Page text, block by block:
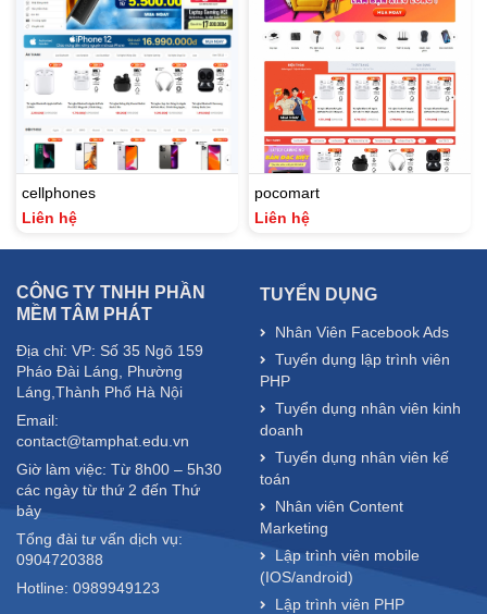
cellphones
Liên hệ
pocomart
Liên hệ
CÔNG TY TNHH PHẦN
MỀM TÂM PHÁT
Địa chỉ: VP: Số 35 Ngõ 159
Pháo Đài Láng, Phường
Láng,Thành Phố Hà Nội
Email:
contact@tamphat.edu.vn
Giờ làm việc: Từ 8h00 – 5h30
các ngày từ thứ 2 đến Thứ
bảy
Tổng đài tư vấn dịch vụ:
0904720388
Hotline: 0989949123
TUYỂN DỤNG
Nhân Viên Facebook Ads
Tuyển dụng lập trình viên
PHP
Tuyển dụng nhân viên kinh
doanh
Tuyển dụng nhân viên kế
toán
Nhân viên Content
Marketing
Lập trình viên mobile
(IOS/android)
Lập trình viên PHP